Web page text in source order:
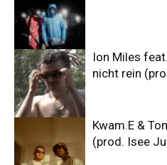
Ion Miles
nicht rein
Kwam.E &
(prod. Isee